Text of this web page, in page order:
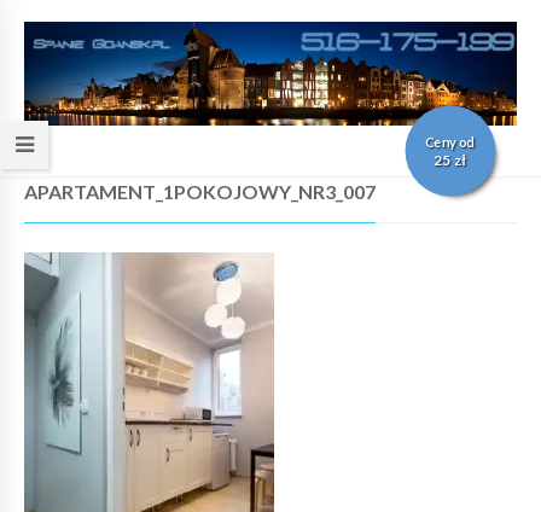
Ceny od
25 zł
APARTAMENT_1POKOJOWY_NR3_007